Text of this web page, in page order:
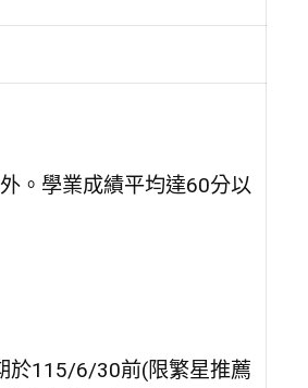
。學業成績平均達60分以
於115/6/30前(限繁星推薦